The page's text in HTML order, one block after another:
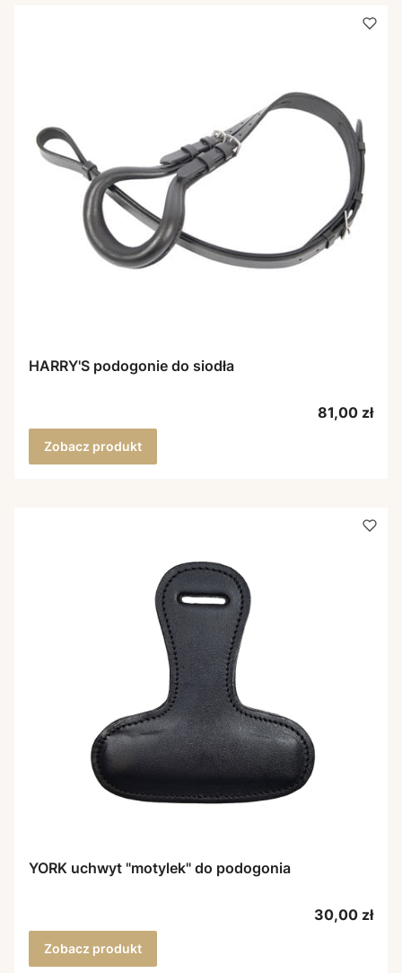
HARRY'S podogonie do siodła
Cena
81,00 zł
Zobacz produkt
YORK uchwyt "motylek" do podogonia
Cena
30,00 zł
Zobacz produkt